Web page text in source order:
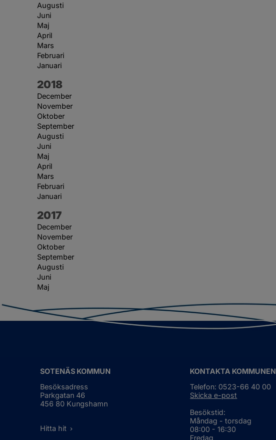
Augusti
Juni
Maj
April
Mars
Februari
Januari
År:
2018
December
November
Oktober
September
Augusti
Juni
Maj
April
Mars
Februari
Januari
År:
2017
December
November
Oktober
September
Augusti
Juni
Maj
SOTENÄS KOMMUN
Besöksadress
Parkgatan 46
456 80 Kungshamn
Hitta hit
KONTAKTA KOMMUNEN
Telefon: 0523-66 40 00
Skicka e-post
Besökstid:
Måndag - torsdag
08:00 - 16:30
Fredag